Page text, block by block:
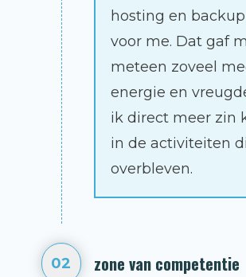
hosting en
voor me. Dat gaf
meteen zoveel
energie en
ik direct meer zin
in de activiteiten
overbleven.
02 zone van competentie